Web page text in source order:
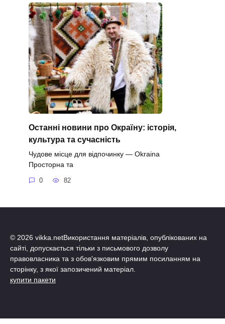
Останні новини про Окраїну: історія,
культура та сучасність
Чудове місце для відпочинку — Okraina
Просторна та
0 82
© 2026 vikka.netВикористання матеріалів, опублікованих на
сайті, допускається тільки з письмового дозволу
правовласника та з обов'язковим прямим посиланням на
сторінку, з якої запозичений матеріал.
купити пакети